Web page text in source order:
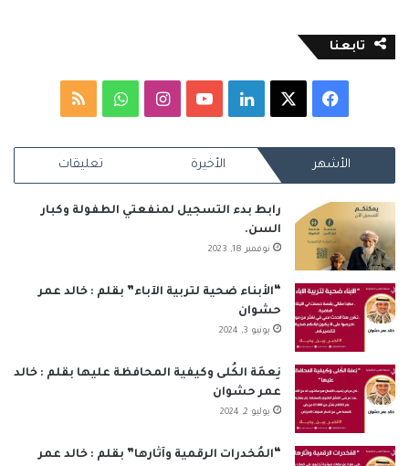
تابعنا
فيسبوك لينكدإن‫YouTubeانستقرامواتسابملخص
RSS الأشهر الأخيرة تعليقات
رابط بدء التسجيل لمنفعتي الطفولة وكبار
السن.
نوفمبر 18, 2023
“الأبناء ضحية لتربية الآباء” بقلم : خالد عمر
حشوان
يونيو 3, 2024
نِعمَة الكُلى وكيفية المحافظة عليها بقلم : خالد
عمر حشوان
يوليو 2, 2024
“المُخدرات الرقمية وآثارها” بقلم : خالد عمر